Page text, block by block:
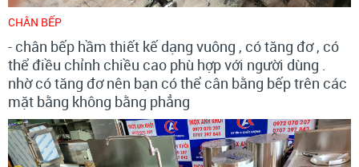
CHÂN BẾP
- chân bếp hầm thiết kế dạng vuông , có tăng đơ , có
thể điều chỉnh chiều cao phù hợp với người dùng .
nhờ có tăng đơ nên bạn có thể cân bằng bếp trên các
mặt bằng không bằng phẳng